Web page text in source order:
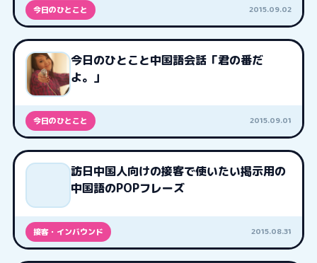
今日のひとこと 2015.09.02
今日のひとこと中国語会話「君の番だ
よ。」
今日のひとこと 2015.09.01
訪日中国人向けの接客で使いたい掲示用の
中国語のPOPフレーズ
接客・インバウンド 2015.08.31